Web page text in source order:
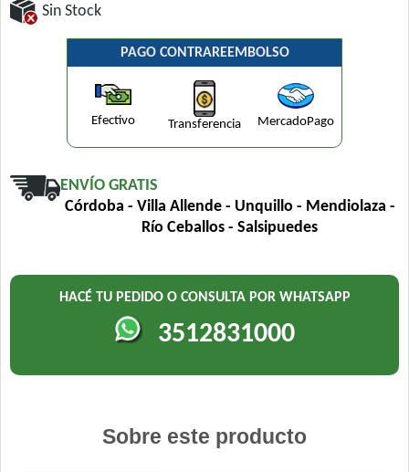
Sin Stock
PAGO CONTRAREEMBOLSO
Efectivo Transferencia MercadoPago
ENVÍO GRATIS
Córdoba - Villa Allende - Unquillo - Mendiolaza -
Río Ceballos - Salsipuedes
HACÉ TU PEDIDO O CONSULTA POR WHATSAPP
3512831000
Sobre este producto